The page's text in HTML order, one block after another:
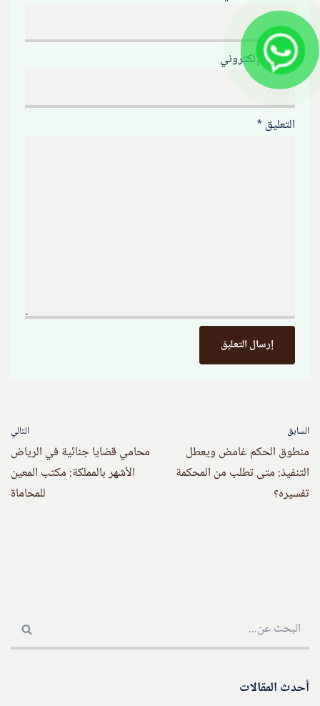
الموقع الإلكتروني
التعليق*
السابق
منطوق الحكم غامض ويعطل
التنفيذ: متى تطلب من المحكمة
تفسيره؟
التالي
محامي قضايا جنائية في الرياض
الأشهر بالمملكة: مكتب المعين
للمحاماة
أحدث المقالات